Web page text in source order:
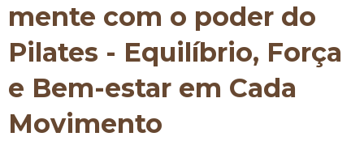
mente com o poder do
Pilates - Equilíbrio, Força
e Bem-estar em Cada
Movimento